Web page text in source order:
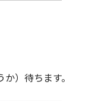
）待ちます。